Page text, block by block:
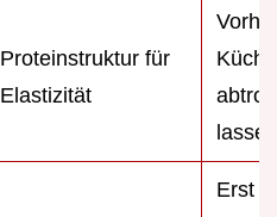
Proteinstruktur für
Elastizität
lassen
Erst